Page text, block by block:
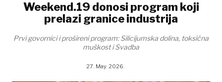
Tržišta
Tržišta
Albanija
Weekend.19 donosi program koji
prelazi granice industrija
Prvi govornici i prošireni program: Silicijumska dolina, toksična
muškost i Svadba
27. May. 2026.